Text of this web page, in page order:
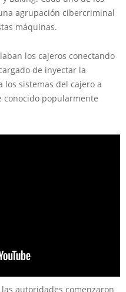
agrupación cibercriminal
máquinas.
los cajeros conectando
de inyectar la
sistemas del cajero a
conocido popularmente
autoridades comenzaron